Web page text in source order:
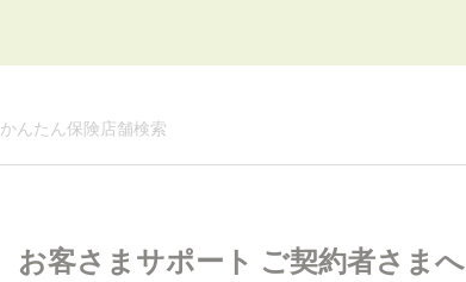
かんたん保険店舗検索
お客さまサポート ご契約者さまへ